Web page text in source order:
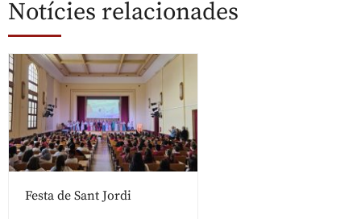
Notícies relacionades
Festa de Sant Jordi